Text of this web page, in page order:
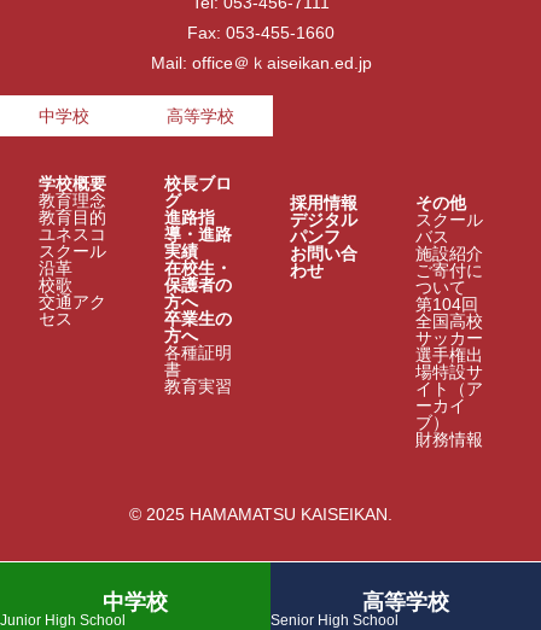
Fax: 053-455-1660
Mail: office＠ｋaiseikan.ed.jp
中学校 高等学校
学校概要
教育理念
教育目的
ユネスコ
スクール
沿革
校歌
交通アク
セス
校長ブロ
グ
進路指
導・進路
実績
在校生・
保護者の
方へ
卒業生の
方へ
各種証明
書
教育実習
採用情報
デジタル
パンフ
お問い合
わせ
その他
スクール
バス
施設紹介
ご寄付に
ついて
第104回
全国高校
サッカー
選手権出
場特設サ
イト（ア
ーカイ
ブ）
財務情報
© 2025 HAMAMATSU KAISEIKAN.
中学校
Junior High School
高等学校
Senior High School